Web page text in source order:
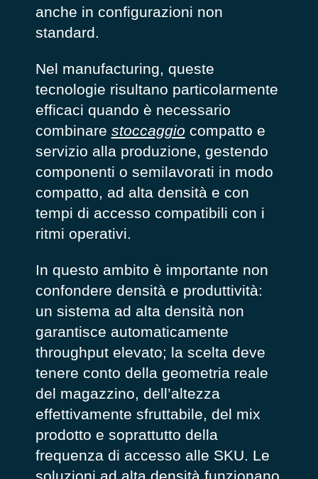
anche in configurazioni non
standard.
Nel manufacturing, queste
tecnologie risultano particolarmente
efficaci quando è necessario
combinare stoccaggio compatto e
servizio alla produzione, gestendo
componenti o semilavorati in modo
compatto, ad alta densità e con
tempi di accesso compatibili con i
ritmi operativi.
In questo ambito è importante non
confondere densità e produttività:
un sistema ad alta densità non
garantisce automaticamente
throughput elevato; la scelta deve
tenere conto della geometria reale
del magazzino, dell’altezza
effettivamente sfruttabile, del mix
prodotto e soprattutto della
frequenza di accesso alle SKU. Le